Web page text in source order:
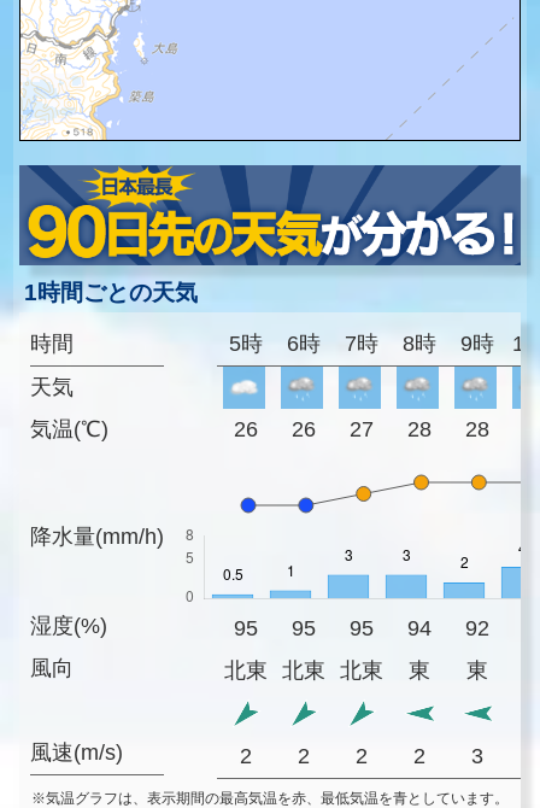
1時間ごとの天気
時間
天気
気温(℃)
降水量(mm/h)
湿度(%)
風向
風速(m/s)
5時 6時 7時 8時 9時
26 26 27 28 28
95 95 95 94 92
北東
北東 北東 東 東
2 2 2 2 3
※気温グラフは、表示期間の最高気温を赤、最低気温を青としています。